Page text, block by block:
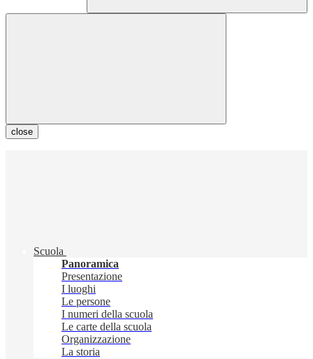
close
Scuola
Panoramica
Presentazione
I luoghi
Le persone
I numeri della scuola
Le carte della scuola
Organizzazione
La storia